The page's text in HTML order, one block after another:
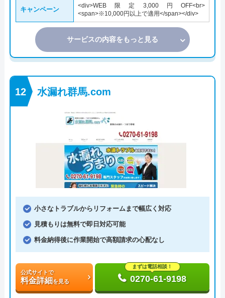
キャンペーン
<div>WEB限定3,000円OFF<br>
<span>※10,000円以上で適用</span></div>
サービスの内容をもっと見る
水漏れ群馬.com
小さなトラブルからリフォームまで幅広く対応
見積もりは無料で即日対応可能
料金納得後に作業開始で高額請求の心配なし
公式サイトで
料金詳細を見る
まずは電話相談！
0270-61-9198